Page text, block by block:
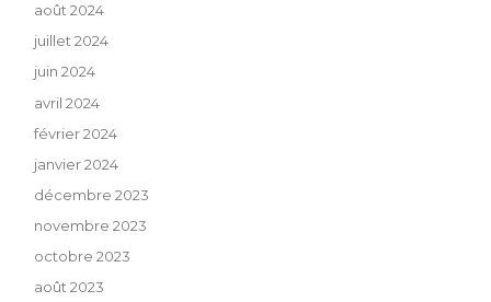
août 2024
juillet 2024
juin 2024
avril 2024
février 2024
janvier 2024
décembre 2023
novembre 2023
octobre 2023
août 2023